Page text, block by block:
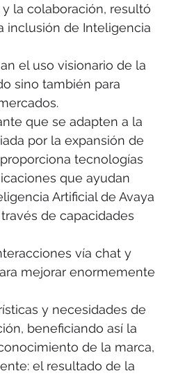
la colaboración, resultó
inclusión de Inteligencia
el uso visionario de la
sino también para
que se adapten a la
por la expansión de
tecnologías
que ayudan
Artificial de Avaya
de capacidades
vía chat y
mejorar enormemente
y necesidades de
beneficiando así la
de la marca,
el resultado de la